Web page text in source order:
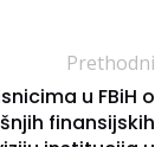
Prethodni
u FBiH o
finansijskih